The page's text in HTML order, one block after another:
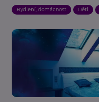
Bydlení, domácnost Děti